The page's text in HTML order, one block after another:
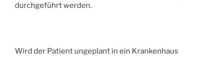
durchgeführt werden.
Wird der Patient ungeplant in ein Krankenhaus